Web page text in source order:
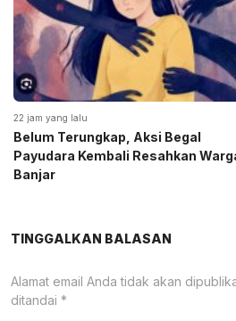
22 jam yang lalu
Belum Terungkap, Aksi Begal
Payudara Kembali Resahkan
Banjar
TINGGALKAN BALASAN
Alamat email Anda tidak akan
ditandai *